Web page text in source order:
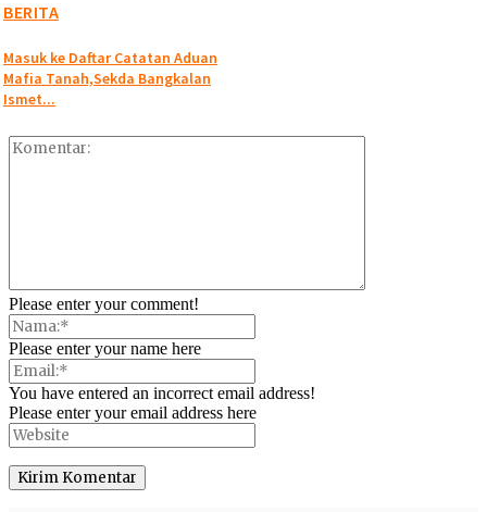
BERITA
Masuk ke Daftar Catatan Aduan
Mafia Tanah,Sekda Bangkalan
Ismet...
Please enter your comment!
Please enter your name here
You have entered an incorrect email address!
Please enter your email address here